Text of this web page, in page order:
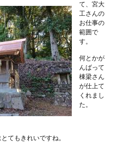
て、宮大
工さんの
お仕事の
範囲で
す。
何とかが
んばって
棟梁さん
が仕上て
くれまし
た。
てもきれいですね。